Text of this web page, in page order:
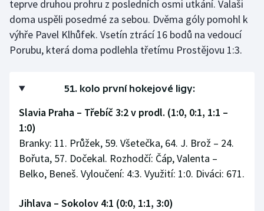
teprve druhou prohru z posledních osmi utkání. Valaši
doma uspěli posedmé za sebou. Dvěma góly pomohl k
výhře Pavel Klhůfek. Vsetín ztrácí 16 bodů na vedoucí
Porubu, která doma podlehla třetímu Prostějovu 1:3.
51. kolo první hokejové ligy:
Slavia Praha – Třebíč 3:2 v prodl. (1:0, 0:1, 1:1 –
1:0)
Branky: 11. Průžek, 59. Všetečka, 64. J. Brož – 24.
Bořuta, 57. Dočekal. Rozhodčí: Čáp, Valenta –
Belko, Beneš. Vyloučení: 4:3. Využití: 1:0. Diváci: 671.
Jihlava – Sokolov 4:1 (0:0, 1:1, 3:0)